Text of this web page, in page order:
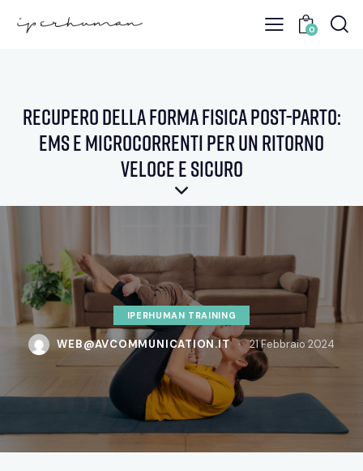
0
Recupero della Forma Fisica Post-Parto:
EMS e Microcorrenti per un Ritorno
Veloce e Sicuro
IPERHUMAN TRAINING
WEB@AVCOMMUNICATION.IT 21 Febbraio 2024